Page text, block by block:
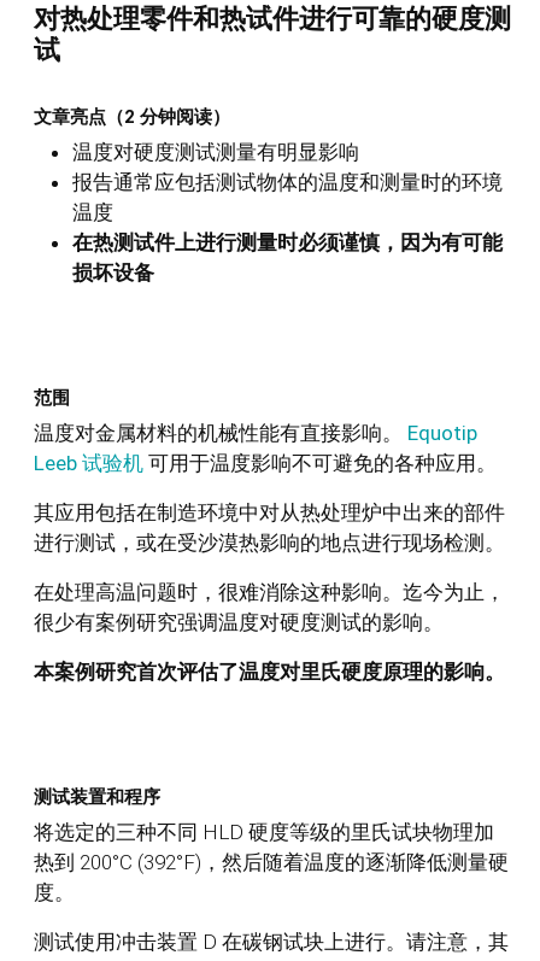
对热处理零件和热试件进行可靠的硬度测
试
文章亮点（2 分钟阅读）
温度对硬度测试测量有明显影响
报告通常应包括测试物体的温度和测量时的环境
温度
在热测试件上进行测量时必须谨慎，因为有可能
损坏设备
范围
温度对金属材料的机械性能有直接影响。 Equotip
Leeb 试验机 可用于温度影响不可避免的各种应用。
其应用包括在制造环境中对从热处理炉中出来的部件
进行测试，或在受沙漠热影响的地点进行现场检测。
在处理高温问题时，很难消除这种影响。迄今为止，
很少有案例研究强调温度对硬度测试的影响。
本案例研究首次评估了温度对里氏硬度原理的影响。
测试装置和程序
将选定的三种不同 HLD 硬度等级的里氏试块物理加
热到 200°C (392°F)，然后随着温度的逐渐降低测量硬
度。
测试使用冲击装置 D 在碳钢试块上进行。请注意，其